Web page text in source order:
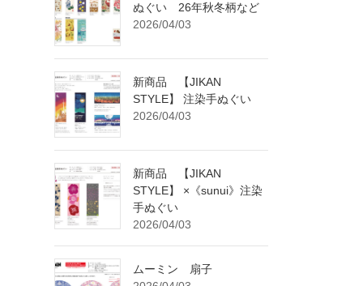
ぬぐい 26年秋冬柄など
2026/04/03
新商品 【JIKAN
STYLE】 注染手ぬぐい
2026/04/03
新商品 【JIKAN
STYLE】 ×《sunui》注染
手ぬぐい
2026/04/03
ムーミン 扇子